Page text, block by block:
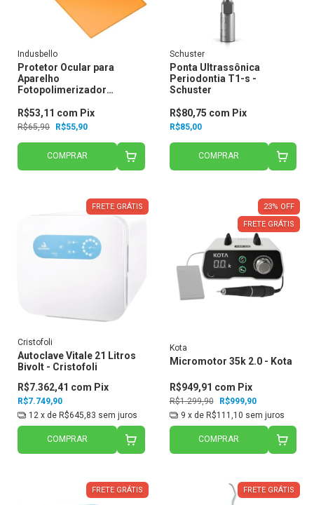
Indusbello
Protetor Ocular para
Aparelho
Fotopolimerizador
R$65,90 R$55,90
R$53,11 com Pix
COMPRAR
Schuster
Ponta Ultrassônica
Periodontia T1-s -
Schuster
R$85,00
R$80,75 com Pix
COMPRAR
FRETE GRÁTIS
Cristofoli
Autoclave Vitale 21 Litros
Bivolt - Cristofoli
R$7.749,90
R$7.362,41 com Pix
12 x de R$645,83 sem juros
COMPRAR
23% OFF
FRETE GRÁTIS
Kota
Micromotor 35k 2.0 - Kota
R$1.299,90 R$999,90
R$949,91 com Pix
9 x de R$111,10 sem juros
COMPRAR
FRETE GRÁTIS FRETE GRÁTIS